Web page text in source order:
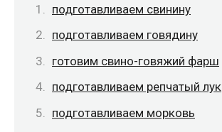
подготавливаем свинину
подготавливаем говядину
готовим свино-говяжий фарш
подготавливаем репчатый лук
подготавливаем морковь